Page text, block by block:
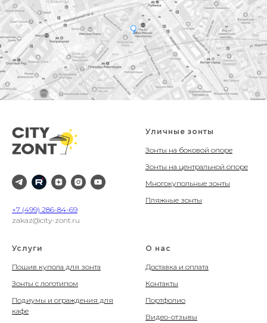
+7 (499) 286-84-69
zakaz@city-zont.ru
Уличные зонты
Зонты на боковой опоре
Зонты на центральной опоре
Многокупольные зонты
Пляжные зонты
Услуги
Пошив купола для зонта
Зонты с логотипом
Подиумы и ограждения для
кафе
О нас
Доставка и оплата
Контакты
Портфолио
Видео-отзывы